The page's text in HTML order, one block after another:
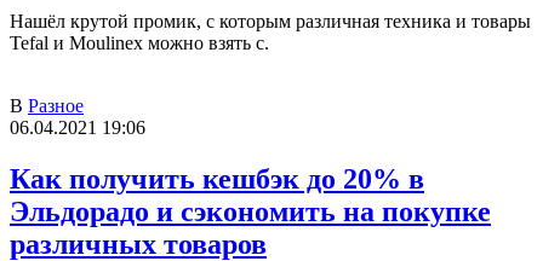
Нашёл крутой промик, с которым различная техника и товары
Tefal и Moulinex можно взять с.
В Разное
06.04.2021 19:06
Как получить кешбэк до 20% в
Эльдорадо и сэкономить на покупке
различных товаров